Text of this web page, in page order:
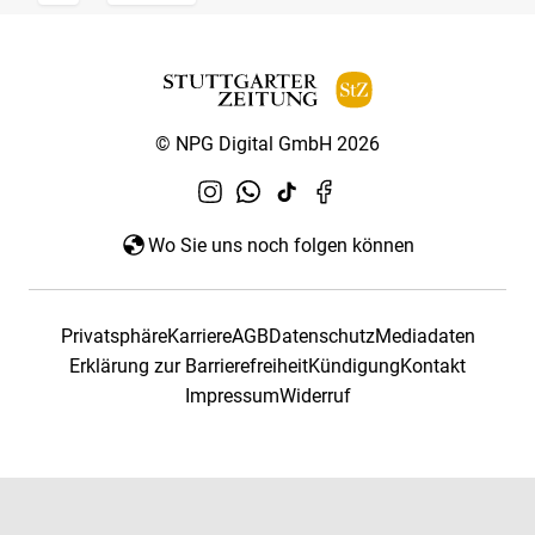
© NPG Digital GmbH 2026
Wo Sie uns noch folgen können
PrivatsphäreKarriereAGBDatenschutzMediadaten
Erklärung zur BarrierefreiheitKündigungKontakt
ImpressumWiderruf